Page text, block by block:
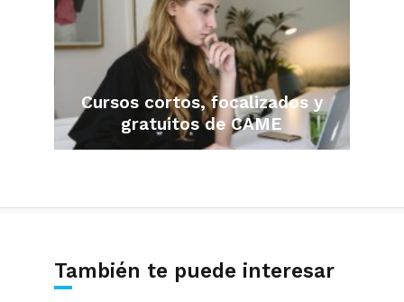
Cursos cortos, focalizados y
gratuitos de CAME
También te puede interesar